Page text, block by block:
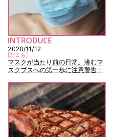
INTRODUCE
2020/11/12
[たまも]
マスクが当たり前の日常。潜むマ
スクブスへの第一歩に注意警告！